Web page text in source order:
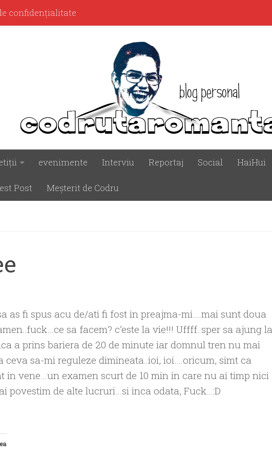
confidenţialitate
evenimente Interviu Reportaj Social HaiHui
Post Meşterit de Codru
as fi spus acu de/ati fi fost in preajma-mi….mai sunt doua
sa facem? c’este la vie!!! Uffff..sper sa ajung la
a prins bariera de 20 de minute iar domnul tren nu mai
sa-mi reguleze dimineata..ioi, ioi….oricum, simt ca
in vene…un examen scurt de 10 min in care nu ai timp nici
povestim de alte lucruri…si inca odata, Fuck…:D